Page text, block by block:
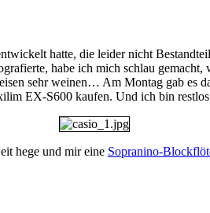
hatte, die leider nicht
habe ich mich schlau
sehr weinen… Am Montag gab es
EX-S600 kaufen. Und ich bin restlos
hege und mir eine Sopranino-